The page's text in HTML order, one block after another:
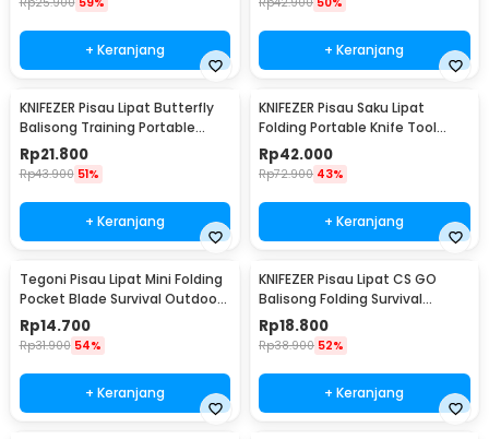
+ Keranjang + Keranjang
KNIFEZER Pisau Lipat Butterfly
Balisong Training Portable
Knife - C28
Rp21.800
Rp43.900 51%
+ Keranjang
KNIFEZER Pisau Saku Lipat
Folding Portable Knife Tool
Wood Grip - S12
Rp42.000
Rp72.900 43%
+ Keranjang
Tegoni Pisau Lipat Mini Folding
Pocket Blade Survival Outdoor
Knife - EO02732
Rp14.700
Rp31.900 54%
+ Keranjang
KNIFEZER Pisau Lipat CS GO
Balisong Folding Survival
Outdoor Knife - C3
Rp18.800
Rp38.900 52%
+ Keranjang